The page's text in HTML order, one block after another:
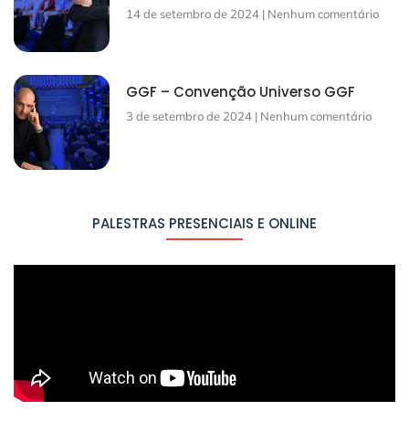
14 de setembro de 2024 Nenhum comentário
GGF – Convenção Universo GGF
3 de setembro de 2024 Nenhum comentário
PALESTRAS PRESENCIAIS E ONLINE